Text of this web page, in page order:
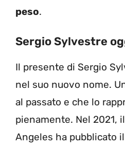
peso.
Sergio Sylvestre
Il presente di Sergio
nel suo nuovo nome.
al passato e che lo
pienamente. Nel 2021,
Angeles ha pubblicato